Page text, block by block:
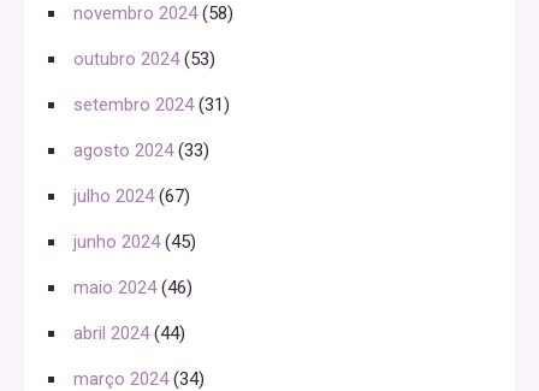
novembro 2024(58)
outubro 2024(53)
setembro 2024(31)
agosto 2024(33)
julho 2024(67)
junho 2024(45)
maio 2024(46)
abril 2024(44)
março 2024(34)